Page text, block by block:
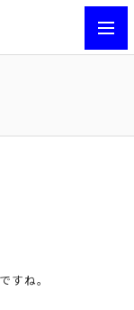
すね。